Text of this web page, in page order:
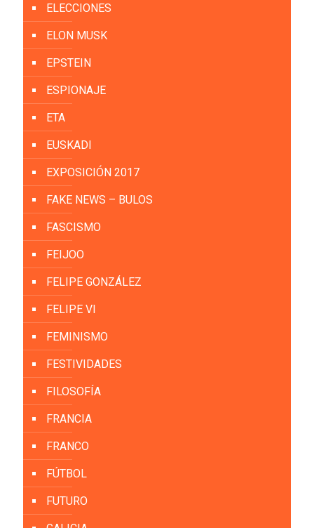
ELECCIONES
ELON MUSK
EPSTEIN
ESPIONAJE
ETA
EUSKADI
EXPOSICIÓN 2017
FAKE NEWS – BULOS
FASCISMO
FEIJOO
FELIPE GONZÁLEZ
FELIPE VI
FEMINISMO
FESTIVIDADES
FILOSOFÍA
FRANCIA
FRANCO
FÚTBOL
FUTURO